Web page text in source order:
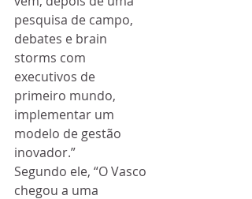
pesquisa de campo,
debates e brain
storms com
executivos de
primeiro mundo,
implementar um
modelo de gestão
inovador.”
Segundo ele, “O Vasco
chegou a uma